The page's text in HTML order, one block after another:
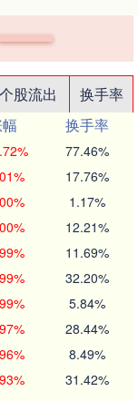
个股流出
换手率
换手率
77.46%
17.76%
1.17%
12.21%
11.69%
32.20%
5.84%
28.44%
8.49%
31.42%